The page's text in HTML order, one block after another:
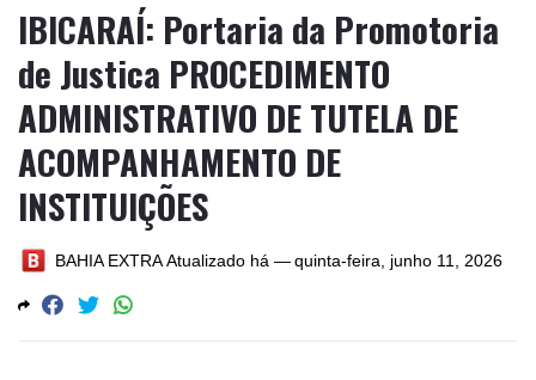
IBICARAÍ: Portaria da Promotoria
de Justica PROCEDIMENTO
ADMINISTRATIVO DE TUTELA DE
ACOMPANHAMENTO DE
INSTITUIÇÕES
BAHIA EXTRAAtualizado há —quinta-feira, junho 11, 2026